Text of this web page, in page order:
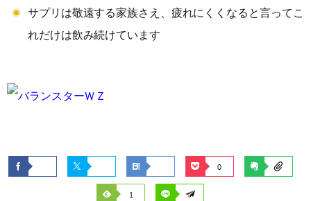
サプリは敬遠する家族さえ、疲れにくくなると言ってこ
れだけは飲み続けています
バランスターＷＺ
0
1